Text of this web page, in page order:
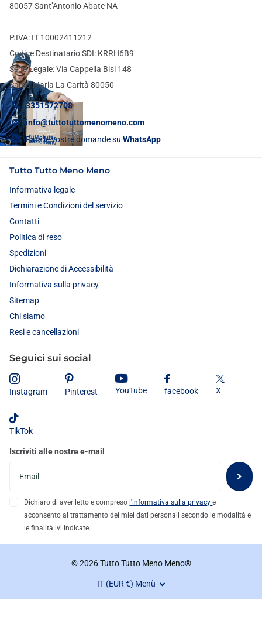
80057 Sant’Antonio Abate NA
P.IVA: IT 10002411212
Codice Destinatario SDI: KRRH6B9
Sede Legale: Via Cappella Bisi 148
Santa Maria La Carità 80050
3351572708
info@tuttotuttomenomeno.com
Fate le vostre domande su WhatsApp
Tutto Tutto Meno Meno
Informativa legale
Termini e Condizioni del servizio
Contatti
Politica di reso
Spedizioni
Dichiarazione di Accessibilità
Informativa sulla privacy
Sitemap
Chi siamo
Resi e cancellazioni
Seguici sui social
Instagram Pinterest YouTube facebook X
TikTok
Iscriviti alle nostre e-mail
Dichiaro di aver letto e compreso l'informativa sulla privacye
acconsento al trattamento dei miei dati personali secondo le modalità e
le finalità ivi indicate.
©2026Tutto Tutto Meno Meno®
IT (EUR €) Menù